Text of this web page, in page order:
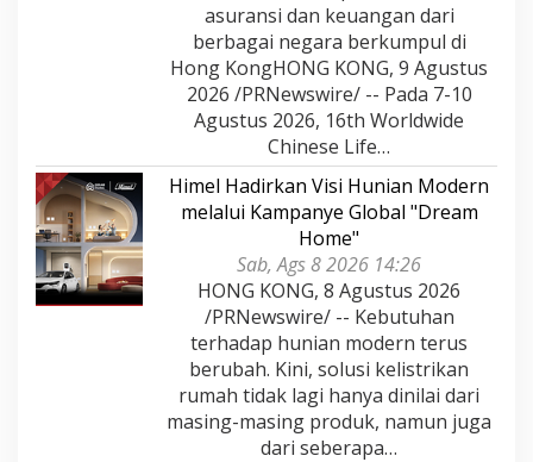
asuransi dan keuangan dari
berbagai negara berkumpul di
Hong KongHONG KONG, 9 Agustus
2026 /PRNewswire/ -- Pada 7-10
Agustus 2026, 16th Worldwide
Chinese Life…
Himel Hadirkan Visi Hunian Modern
melalui Kampanye Global "Dream
Home"
Sab, Ags 8 2026 14:26
HONG KONG, 8 Agustus 2026
/PRNewswire/ -- Kebutuhan
terhadap hunian modern terus
berubah. Kini, solusi kelistrikan
rumah tidak lagi hanya dinilai dari
masing-masing produk, namun juga
dari seberapa…